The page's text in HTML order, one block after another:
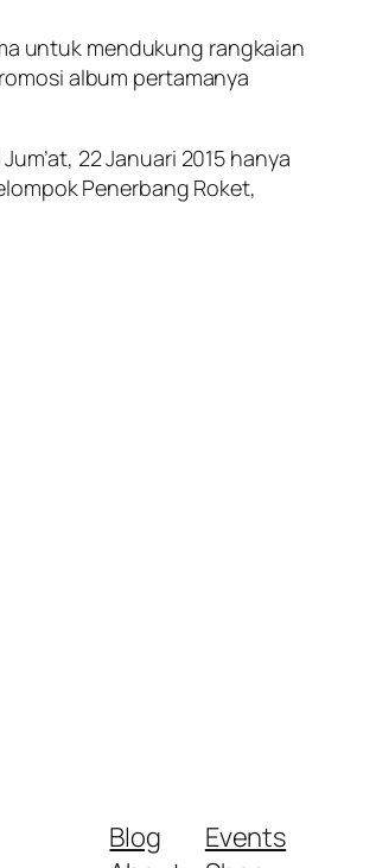
untuk mendukung rangkaian
album pertamanya
22 Januari 2015 hanya
Penerbang Roket,
Blog
Events